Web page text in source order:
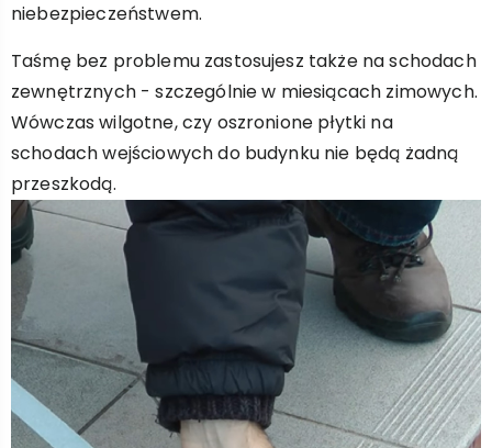
niebezpieczeństwem.
Taśmę bez problemu zastosujesz także na schodach
zewnętrznych - szczególnie w miesiącach zimowych.
Wówczas wilgotne, czy oszronione płytki na
schodach wejściowych do budynku nie będą żadną
przeszkodą.